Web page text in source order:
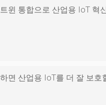
윈 통합으로 산업용 IoT 혁
면 산업용 IoT를 더 잘 보호